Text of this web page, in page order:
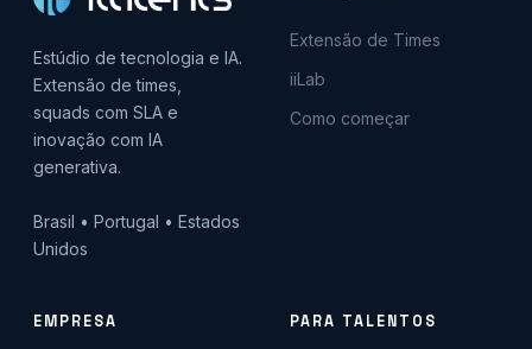
Estúdio de tecnologia e IA.
Extensão de times,
squads com SLA e
inovação com IA
generativa.
Brasil • Portugal • Estados
Unidos
Extensão de Times
iiLab
Como começar
EMPRESA PARA TALENTOS